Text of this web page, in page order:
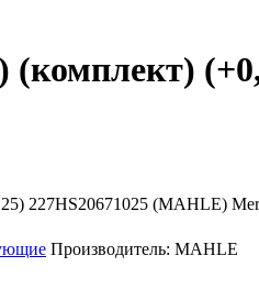
227HS20671025 (MAHLE)
Производитель: MAHLE